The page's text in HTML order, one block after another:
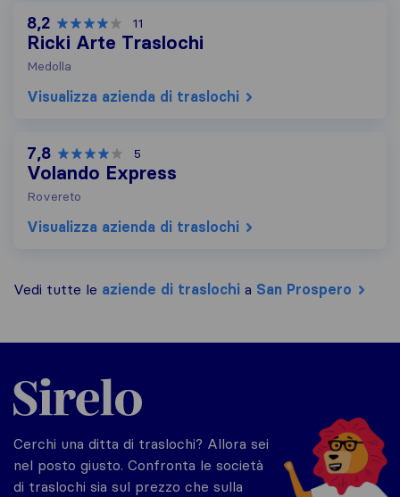
8,2 11
Ricki Arte Traslochi
Medolla
Visualizza azienda di traslochi
7,8 5
Volando Express
Rovereto
Visualizza azienda di traslochi
Vedi tutte le aziende di traslochi a San Prospero
Sirelo.it
Cerchi una ditta di traslochi? Allora sei
nel posto giusto. Confronta le società
di traslochi sia sul prezzo che sulla